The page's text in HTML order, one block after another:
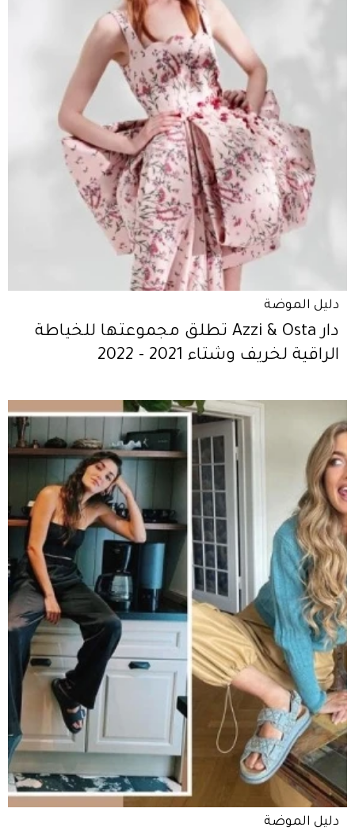
دليل الموضة
دار Azzi & Osta تطلق مجموعتها للخياطة
الراقية لخريف وشتاء 2021 - 2022
دليل الموضة